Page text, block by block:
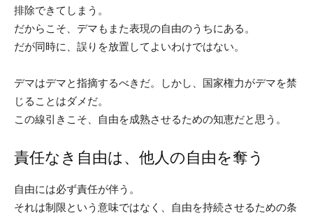
排除できてしまう。
だからこそ、デマもまた表現の自由のうちにある。
だが同時に、誤りを放置してよいわけではない。
デマはデマと指摘するべきだ。しかし、国家権力がデマを禁
じることはダメだ。
この線引きこそ、自由を成熟させるための知恵だと思う。
責任なき自由は、他人の自由を奪う
自由には必ず責任が伴う。
それは制限という意味ではなく、自由を持続させるための条